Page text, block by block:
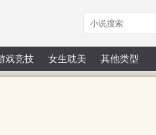
戏竞技 女生耽美 其他类型